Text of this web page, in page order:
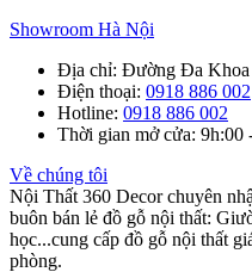
Showroom Hà Nội
Địa chỉ: Đường Đa Khoa
Điện thoại: 0918 886 002
Hotline: 0918 886 002
Thời gian mở cửa: 9h:00
Về chúng tôi
Nội Thất 360 Decor chuyên
buôn bán lẻ đồ gỗ nội thất:
học...cung cấp đồ gỗ nội thất
phòng.